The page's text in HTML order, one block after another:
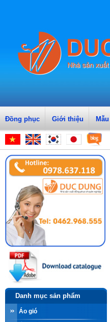
Danh sách công ty may |
Đồng phục Giới thiệu
Danh mục sản phẩm
Áo gió